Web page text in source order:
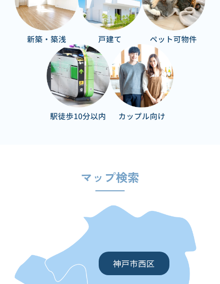
新築・築浅 戸建て ペット可物件
駅徒歩10分以内 カップル向け
マップ検索
神戸市西区